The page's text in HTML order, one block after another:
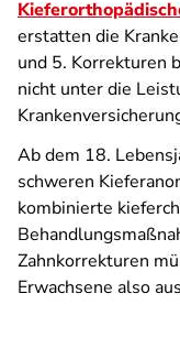
erstatten die
und 5. Korrekturen
nicht unter die
Ab dem 18.
schweren
kombinierte
Zahnkorrekturen
Erwachsene also